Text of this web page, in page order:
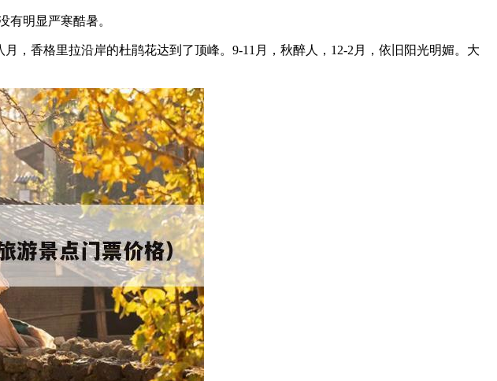
有明显严寒酷暑。
，香格里拉沿岸的杜鹃花达到了顶峰。9-11月，秋醉人，12-2月，依旧阳光明媚。大